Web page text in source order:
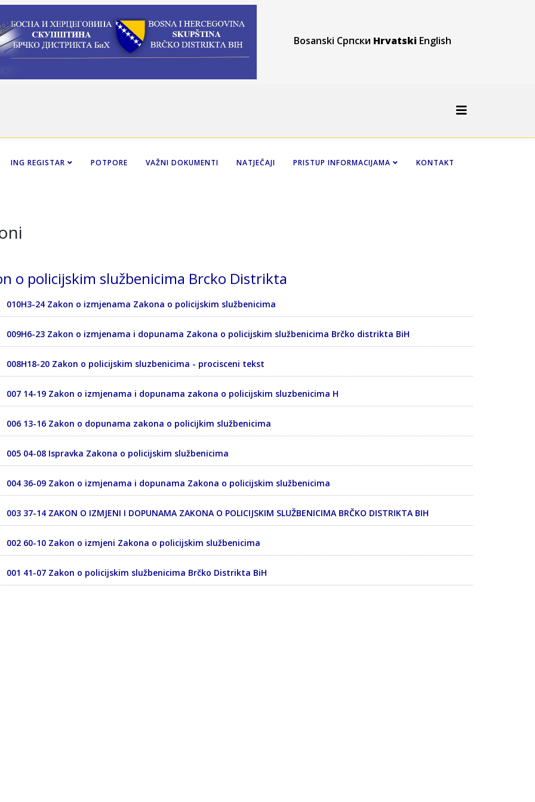
Bosanski Српски Hrvatski English
ING REGISTAR POTPORE VAŽNI DOKUMENTI NATJEČAJI PRISTUP INFORMACIJAMA KONTAKT
o policijskim službenicima Brcko Distrikta
010H3-24 Zakon o izmjenama Zakona o policijskim službenicima
009H6-23 Zakon o izmjenama i dopunama Zakona o policijskim službenicima Brčko distrikta BiH
008H18-20 Zakon o policijskim sluzbenicima - procisceni tekst
007 14-19 Zakon o izmjenama i dopunama zakona o policijskim sluzbenicima H
006 13-16 Zakon o dopunama zakona o policijkim službenicima
005 04-08 Ispravka Zakona o policijskim službenicima
004 36-09 Zakon o izmjenama i dopunama Zakona o policijskim službenicima
003 37-14 ZAKON O IZMJENI I DOPUNAMA ZAKONA O POLICIJSKIM SLUŽBENICIMA BRČKO DISTRIKTA BIH
002 60-10 Zakon o izmjeni Zakona o policijskim službenicima
001 41-07 Zakon o policijskim službenicima Brčko Distrikta BiH